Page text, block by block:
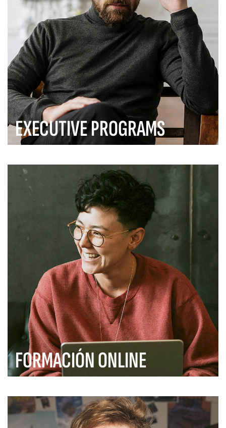
EXECUTIVE PROGRAMS
FORMACIÓN ONLINE